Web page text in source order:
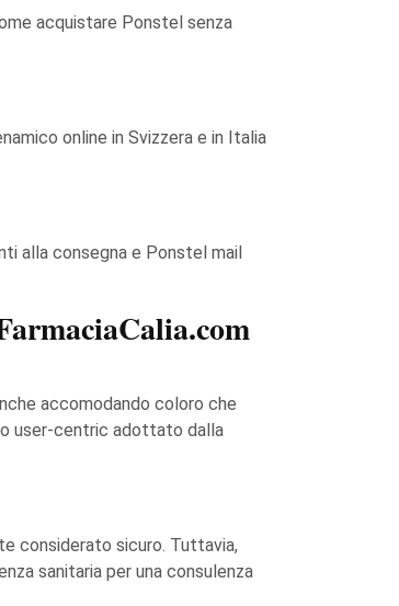
acquistare Ponstel senza
online in Svizzera e in Italia
alla consegna e Ponstel mail
accomodando coloro che
user-centric adottato dalla
considerato sicuro. Tuttavia,
sanitaria per una consulenza